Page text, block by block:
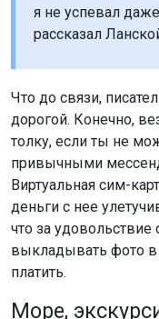
я не успевал
рассказал
Что до связи,
дорогой. Конечно,
толку, если ты не
привычными
Виртуальная сим-
деньги с нее
что за
выкладывать фото в
платить.
Море,